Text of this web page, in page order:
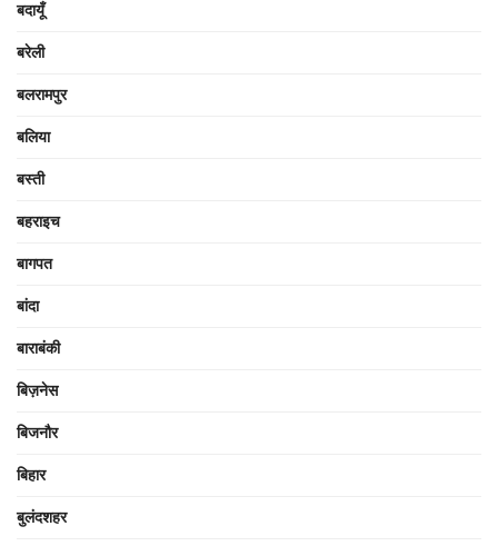
बदायूँ
बरेली
बलरामपुर
बलिया
बस्ती
बहराइच
बागपत
बांदा
बाराबंकी
बिज़नेस
बिजनौर
बिहार
बुलंदशहर